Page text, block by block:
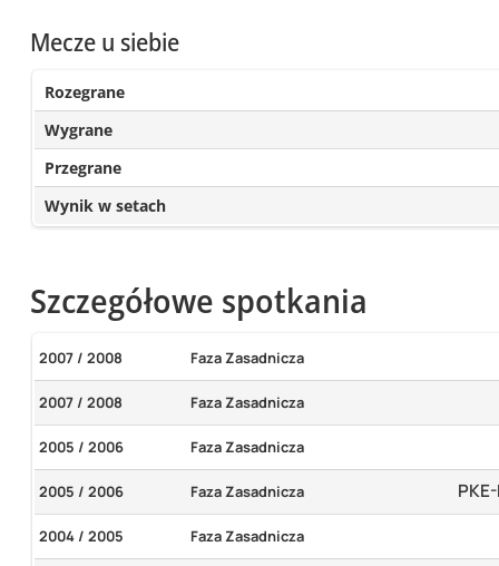
Mecze u siebie
Rozegrane
Wygrane
Przegrane
Wynik w setach
Szczegółowe spotkania
2007 / 2008 Faza Zasadnicza
2007 / 2008 Faza Zasadnicza
2005 / 2006 Faza Zasadnicza
2005 / 2006 Faza Zasadnicza
2004 / 2005 Faza Zasadnicza